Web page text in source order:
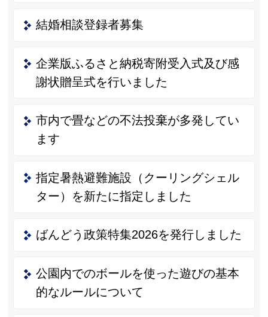
結婚相談登録者募集
企業版ふるさと納税寄附受入式及び感
謝状贈呈式を行いました
市内で畳などの不法投棄が多発してい
ます
指定暑熱避難施設（クーリングシェル
ター）を新たに指定しました
ばんどう政策特集2026を発行しました
公園内でのボールを使った遊びの基本
的なルールについて